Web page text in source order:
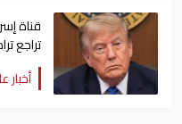
قناة
تراجع
أخبار